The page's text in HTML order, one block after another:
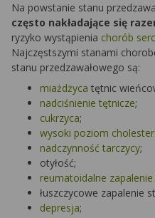
Na powstanie stanu
często nakładające się
ryzyko wystąpienia chorób
Najczęstszymi stanami
stanu przedzawałowego są:
miażdżyca tętnic
nadciśnienie tętnicze;
cukrzyca;
wysoki poziom
nadczynność tarczycy;
otyłość;
reumatoidalne
łuszczycowe zapalenie
depresja;